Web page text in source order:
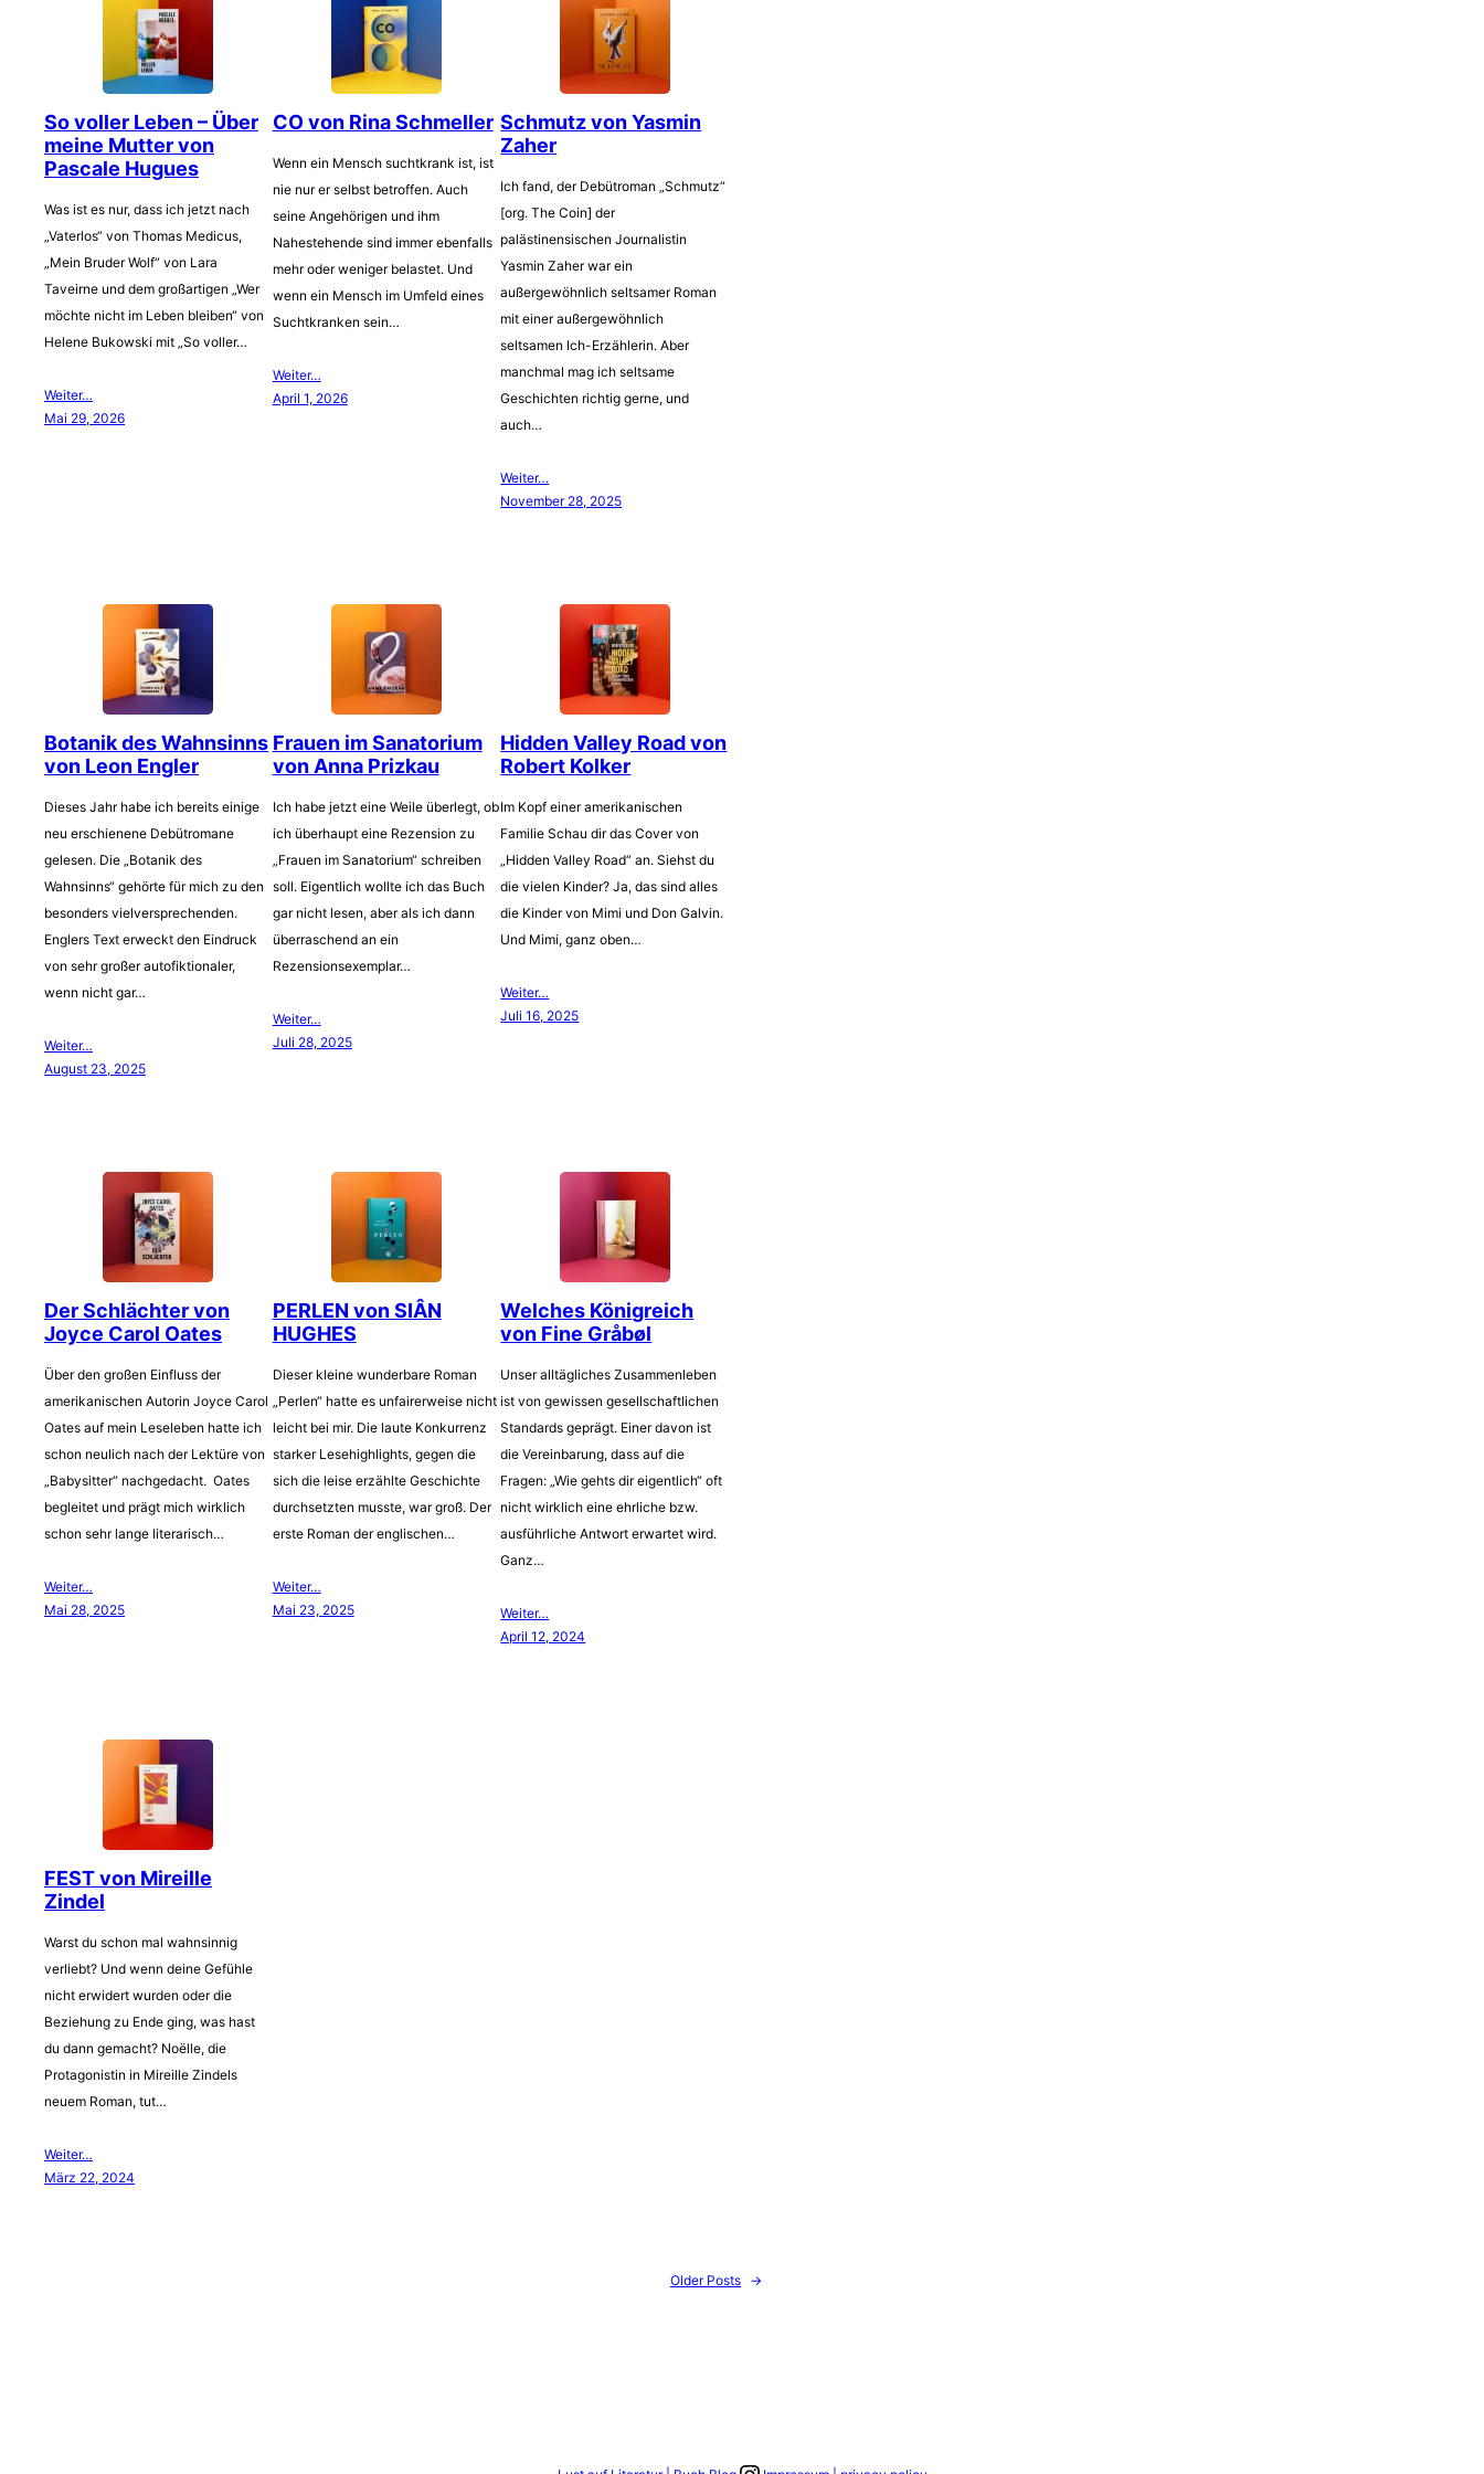
So voller Leben – Über
meine Mutter von
Pascale Hugues
Was ist es nur, dass ich jetzt nach
„Vaterlos“ von Thomas Medicus,
„Mein Bruder Wolf“ von Lara
Taveirne und dem großartigen „Wer
möchte nicht im Leben bleiben“ von
Helene Bukowski mit „So voller…
Weiter…
Mai 29, 2026
CO von Rina Schmeller
Wenn ein Mensch suchtkrank ist, ist
nie nur er selbst betroffen. Auch
seine Angehörigen und ihm
Nahestehende sind immer ebenfalls
mehr oder weniger belastet. Und
wenn ein Mensch im Umfeld eines
Suchtkranken sein…
Weiter…
April 1, 2026
Schmutz von Yasmin
Zaher
Ich fand, der Debütroman „Schmutz“
[org. The Coin] der
palästinensischen Journalistin
Yasmin Zaher war ein
außergewöhnlich seltsamer Roman
mit einer außergewöhnlich
seltsamen Ich-Erzählerin. Aber
manchmal mag ich seltsame
Geschichten richtig gerne, und
auch…
Weiter…
November 28, 2025
Botanik des Wahnsinns
von Leon Engler
Dieses Jahr habe ich bereits einige
neu erschienene Debütromane
gelesen. Die „Botanik des
Wahnsinns“ gehörte für mich zu den
besonders vielversprechenden.
Englers Text erweckt den Eindruck
von sehr großer autofiktionaler,
wenn nicht gar…
Weiter…
August 23, 2025
Frauen im Sanatorium
von Anna Prizkau
Ich habe jetzt eine Weile überlegt, ob
ich überhaupt eine Rezension zu
„Frauen im Sanatorium“ schreiben
soll. Eigentlich wollte ich das Buch
gar nicht lesen, aber als ich dann
überraschend an ein
Rezensionsexemplar…
Weiter…
Juli 28, 2025
Hidden Valley Road von
Robert Kolker
Im Kopf einer amerikanischen
Familie Schau dir das Cover von
„Hidden Valley Road“ an. Siehst du
die vielen Kinder? Ja, das sind alles
die Kinder von Mimi und Don Galvin.
Und Mimi, ganz oben…
Weiter…
Juli 16, 2025
Der Schlächter von
Joyce Carol Oates
Über den großen Einfluss der
amerikanischen Autorin Joyce Carol
Oates auf mein Leseleben hatte ich
schon neulich nach der Lektüre von
„Babysitter“ nachgedacht. Oates
begleitet und prägt mich wirklich
schon sehr lange literarisch…
Weiter…
Mai 28, 2025
PERLEN von SIÂN
HUGHES
Dieser kleine wunderbare Roman
„Perlen“ hatte es unfairerweise nicht
leicht bei mir. Die laute Konkurrenz
starker Lesehighlights, gegen die
sich die leise erzählte Geschichte
durchsetzten musste, war groß. Der
erste Roman der englischen…
Weiter…
Mai 23, 2025
Welches Königreich
von Fine Gråbøl
Unser alltägliches Zusammenleben
ist von gewissen gesellschaftlichen
Standards geprägt. Einer davon ist
die Vereinbarung, dass auf die
Fragen: „Wie gehts dir eigentlich“ oft
nicht wirklich eine ehrliche bzw.
ausführliche Antwort erwartet wird.
Ganz…
Weiter…
April 12, 2024
FEST von Mireille
Zindel
Warst du schon mal wahnsinnig
verliebt? Und wenn deine Gefühle
nicht erwidert wurden oder die
Beziehung zu Ende ging, was hast
du dann gemacht? Noëlle, die
Protagonistin in Mireille Zindels
neuem Roman, tut…
Weiter…
März 22, 2024
Older Posts →